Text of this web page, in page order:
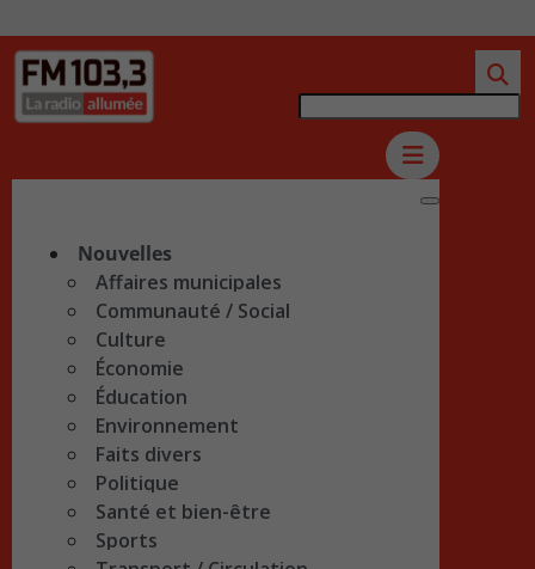
Nouvelles
Affaires municipales
Communauté / Social
Culture
Économie
Éducation
Environnement
Faits divers
Politique
Santé et bien-être
Sports